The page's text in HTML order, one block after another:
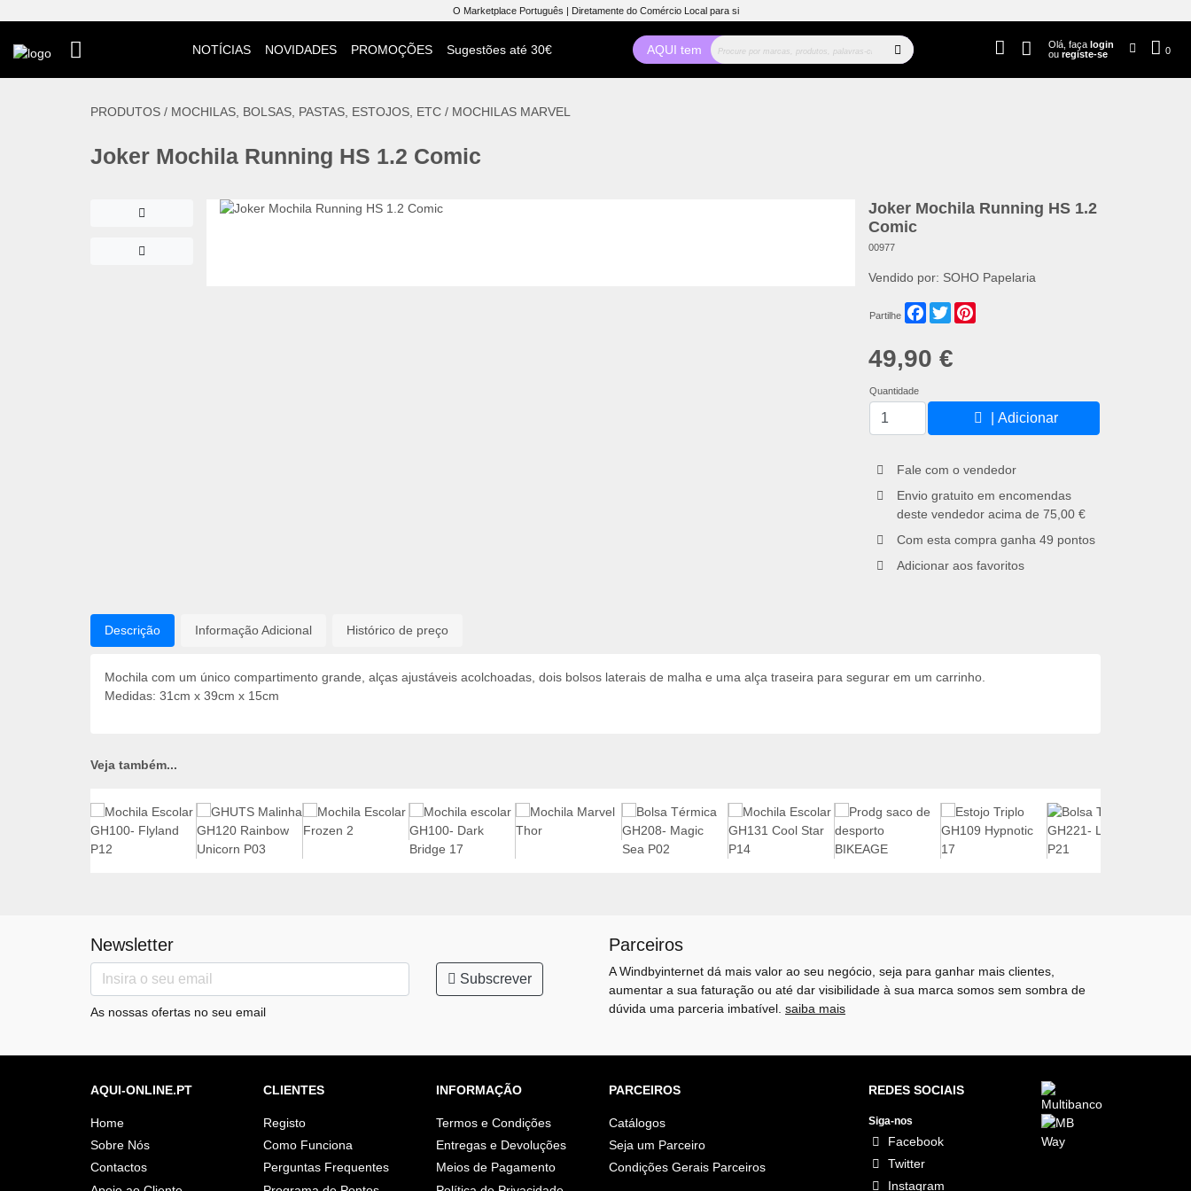
O Marketplace Português | Diretamente do Comércio Local para si
NOTÍCIAS NOVIDADES PROMOÇÕES Sugestões até 30€ AQUI tem Olá, faça login
ou registe-se 0
PRODUTOS / MOCHILAS, BOLSAS, PASTAS, ESTOJOS, ETC / MOCHILAS MARVEL
Joker Mochila Running HS 1.2 Comic
Joker Mochila Running HS 1.2
Comic
00977
Vendido por: SOHO Papelaria
Partilhe Facebook
Twitter
49,90 €
Quantidade
| Adicionar
Fale com o vendedor
Envio gratuito em encomendas
deste vendedor acima de 75,00 €
Com esta compra ganha49 pontos
Adicionar aos favoritos
Descrição Informação Adicional Histórico de preço
Mochila com um único compartimento grande, alças ajustáveis acolchoadas, dois bolsos laterais de malha e uma alça traseira para segurar em um carrinho.
Medidas: 31cm x 39cm x 15cm
Veja também...
Newsletter
Subscrever
As nossas ofertas no seu email
Parceiros
A Windbyinternet dá mais valor ao seu negócio, seja para ganhar mais clientes,
aumentar a sua faturação ou até dar visibilidade à sua marca somos sem sombra de
dúvida uma parceria imbatível. saiba mais
AQUI-ONLINE.PT
Home
Sobre Nós
Contactos
CLIENTES
Registo
Como Funciona
Perguntas Frequentes
INFORMAÇÃO
Termos e Condições
Entregas e Devoluções
Meios de Pagamento
PARCEIROS
Catálogos
Seja um Parceiro
Condições Gerais Parceiros
REDES SOCIAIS
Siga-nos
Facebook
Twitter
Instagram